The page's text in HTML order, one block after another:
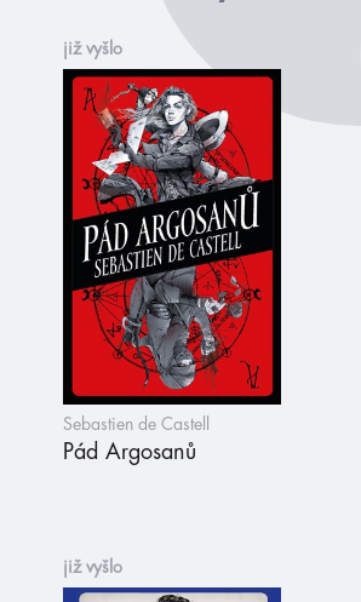
již vyšlo
Sebastien de Castell
Pád Argosanů
již vyšlo